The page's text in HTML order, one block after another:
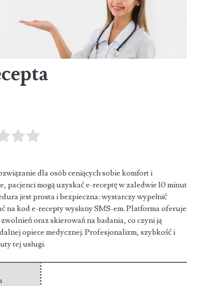
dla osób ceniących sobie komfort i
pacjenci mogą uzyskać e-receptę w zaledwie 10 minut
jest prosta i bezpieczna: wystarczy wypełnić
na kod e-recepty wysłany SMS-em. Platforma oferuje
oraz skierowań na badania, co czyni ją
opiece medycznej. Profesjonalizm, szybkość i
tej usługi.